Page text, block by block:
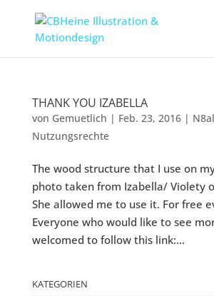
THANK YOU IZABELLA
von Gemuetlich | Feb. 23, 2016|
Nutzungsrechte
The wood structure that I use on
photo taken from Izabella/ Violety
She allowed me to use it. For free
Everyone who would like to see
welcomed to follow this link:...
KATEGORIEN